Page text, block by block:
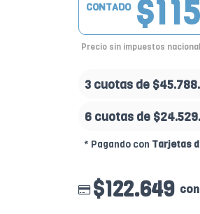
CONTADO
Precio sin impuestos
3 cuotas de
6 cuotas de
* Pagando con Tarjetas
$122.649